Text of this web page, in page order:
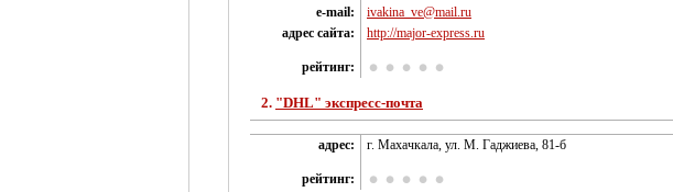
e-mail:
ivakina_ve@mail.ru
адрес сайта:
http://major-eхpress.ru
рейтинг:
2. "DHL" экспресс-почта
адрес: г. Махачкала, ул. М. Гаджиева, 81-б
рейтинг: